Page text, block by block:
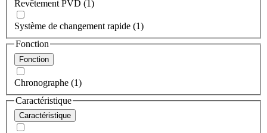
Revêtement PVD (1)
Système de changement rapide (1)
Fonction
Fonction
Chronographe (1)
Caractéristique
Caractéristique